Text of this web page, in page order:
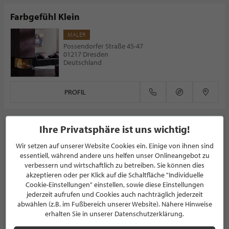
Farbgefühl Klein
MALER
Possendorfer Straße 45-47
01217 Dresden
Deutschland
PROFIL
NEWSLETTER
Bleiben Sie immer UP TO DATE! Melden Sie sich jetzt für
unseren STILPUNKTE®-Newsletter an und profitieren Sie
von exklusivenNeuigkeiten, TrendsundAngeboten
Mit der Anmeldung für unseren Newsletter stimmen Sie
unserenDatenschutzbestimmungenzu. EineAbmeldung
Ihre Privatsphäre ist uns wichtig!
Wir setzen auf unserer Website Cookies ein. Einige von ihnen sind
essentiell, während andere uns helfen unser Onlineangebot zu
verbessern und wirtschaftlich zu betreiben. Sie können dies
akzeptieren oder per Klick auf die Schaltfläche "Individuelle
Cookie-Einstellungen" einstellen, sowie diese Einstellungen
jederzeit aufrufen und Cookies auch nachträglich jederzeit
abwählen (z.B. im Fußbereich unserer Website). Nähere Hinweise
erhalten Sie in unserer Datenschutzerklärung.